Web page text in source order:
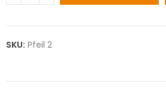
SKU: Pfeil 2